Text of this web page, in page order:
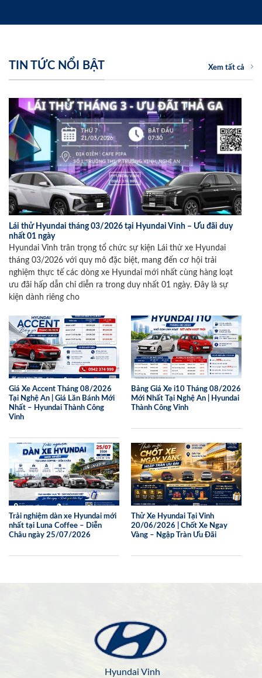
TIN TỨC NỔI BẬT Xem tất cả
Lái thử Hyundai tháng 03/2026 tại Hyundai Vinh – Ưu đãi duy
nhất 01 ngày
Hyundai Vinh trân trọng tổ chức sự kiện Lái thử xe Hyundai
tháng 03/2026 với quy mô đặc biệt, mang đến cơ hội trải
nghiệm thực tế các dòng xe Hyundai mới nhất cùng hàng loạt
ưu đãi hấp dẫn chỉ diễn ra trong duy nhất 01 ngày. Đây là sự
kiện dành riêng cho
Giá Xe Accent Tháng 08/2026
Tại Nghệ An | Giá Lăn Bánh Mới
Nhất – Hyundai Thành Công
Vinh
Bảng Giá Xe i10 Tháng 08/2026
Mới Nhất Tại Nghệ An | Hyundai
Thành Công Vinh
Trải nghiệm dàn xe Hyundai mới
nhất tại Luna Coffee – Diễn
Châu ngày 25/07/2026
Thử Xe Hyundai Tại Vinh
20/06/2026 | Chốt Xe Ngay
Vàng – Ngập Tràn Ưu Đãi
Hyundai Vinh